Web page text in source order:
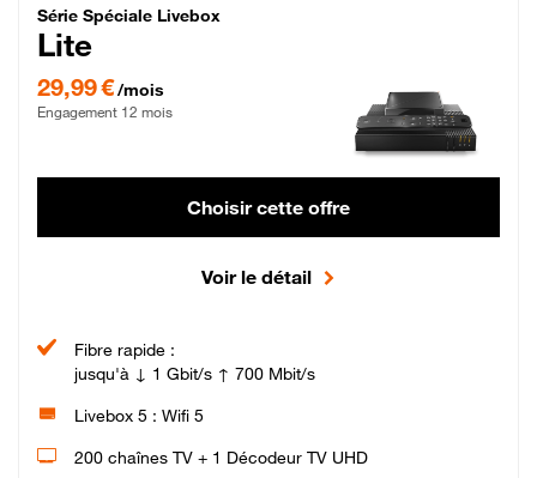
Série Spéciale Livebox Lite Fibre
Série Spéciale Livebox
Lite
29,99 €/mois
Engagement 12 mois
Choisir cette offre
Voir le détail
Fibre rapide :
jusqu'à ↓ 1 Gbit/s ↑ 700 Mbit/s
Livebox 5 : Wifi 5
200 chaînes TV + 1 Décodeur TV UHD